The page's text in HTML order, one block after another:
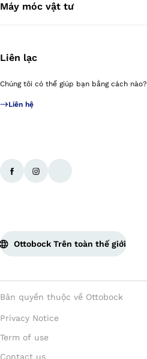
Máy móc vật tư
Liên lạc
Chúng tôi có thể giúp bạn bằng cách nào?
Liên hệ
Ottobock Trên toàn thế giới
Bản quyền thuộc về Ottobock
Privacy Notice
Term of use
Contact us